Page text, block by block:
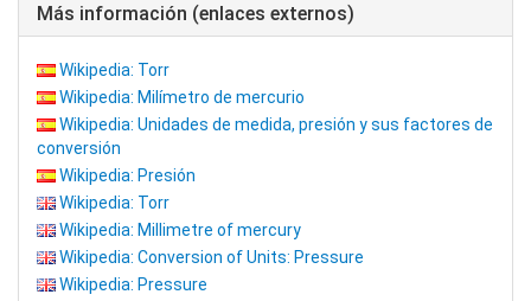
Más información (enlaces externos)
Wikipedia: Torr
Wikipedia: Milímetro de mercurio
Wikipedia: Unidades de medida, presión y sus factores de
conversión
Wikipedia: Presión
Wikipedia: Torr
Wikipedia: Millimetre of mercury
Wikipedia: Conversion of Units: Pressure
Wikipedia: Pressure